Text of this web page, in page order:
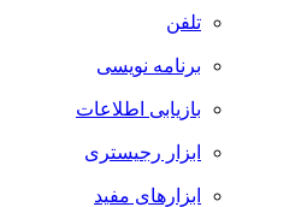
تلفن
برنامه نویسی
بازیابی اطلاعات
ابزار رجیستری
ابزارهای مفید